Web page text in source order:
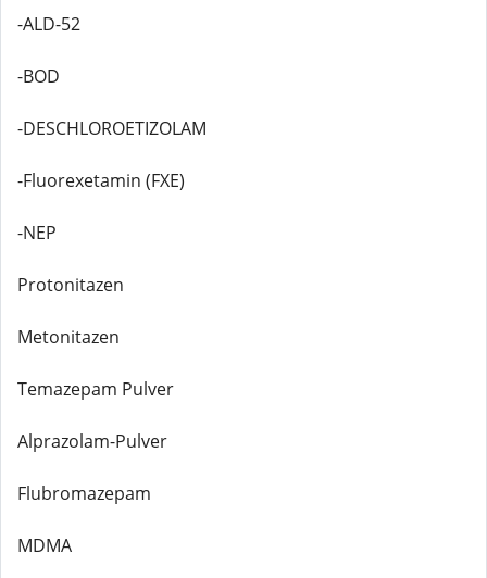
-ALD-52
-BOD
-DESCHLOROETIZOLAM
-Fluorexetamin (FXE)
-NEP
Protonitazen
Metonitazen
Temazepam Pulver
Alprazolam-Pulver
Flubromazepam
MDMA